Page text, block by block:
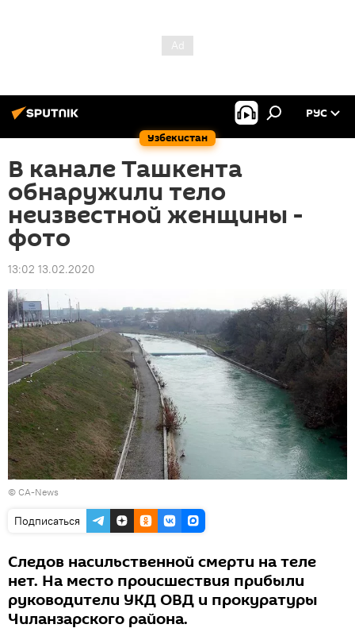
Узбекистан
РУС
В канале Ташкента
обнаружили тело
неизвестной женщины -
фото
13:02 13.02.2020
© CA-News
Подписаться
Cледов насильственной смерти на теле
нет. На место происшествия прибыли
руководители УКД ОВД и прокуратуры
Чиланзарского района.